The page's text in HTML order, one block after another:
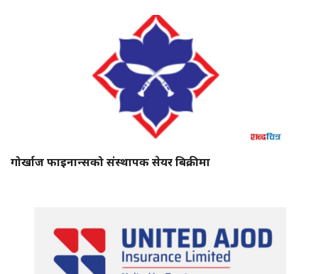
गोर्खाज फाइनान्सको संस्थापक सेयर बिक्रीमा